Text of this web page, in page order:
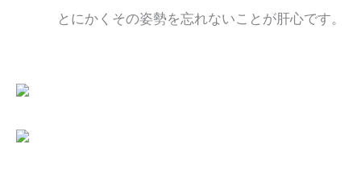
とにかくその姿勢を忘れないことが肝心です。